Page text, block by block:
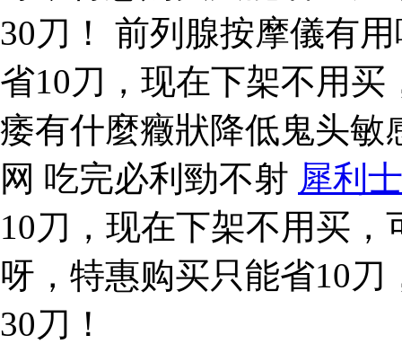
30刀！ 前列腺按摩儀有
省10刀，现在下架不用
痿有什麼癥狀降低鬼头敏
网 吃完必利勁不射 犀利士
10刀，现在下架不用买
呀，特惠购买只能省10
30刀！